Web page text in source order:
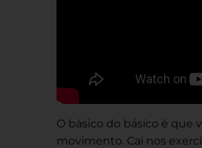
O básico do básico é que
movimento. Cai nos